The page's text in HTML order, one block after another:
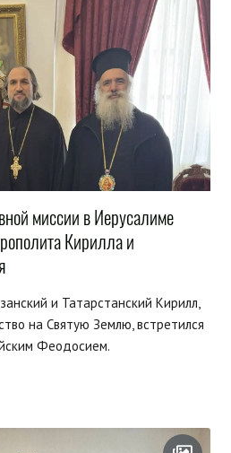
миссии в Иерусалиме
Кирилла и
и Татарстанский Кирилл,
на Святую Землю, встретился
Феодосием.